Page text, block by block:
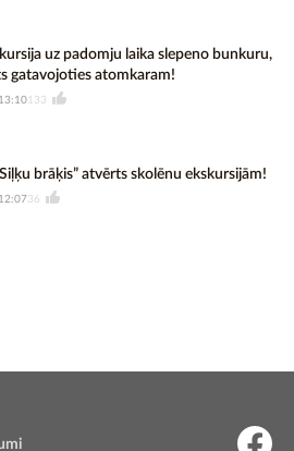
uz padomju laika slepeno bunkuru,
gatavojoties atomkaram!
133
brāķis” atvērts skolēnu ekskursijām!
36